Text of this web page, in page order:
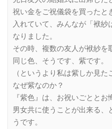
祝い金をご祝儀袋を買ったと
入れていて、みんなが「袱紗
なりました。
その時、複数の友人が袱紗を
同じ色、そうです、紫です。
（というより私は紫しか見た
なぜ紫なのか？
『紫色』は、お祝いごとと
男女共に使うことが出来る、
うです。